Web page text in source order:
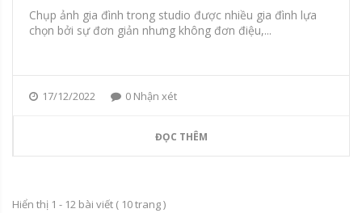
Chụp ảnh gia đình trong studio được nhiều gia đình lựa
chọn bởi sự đơn giản nhưng không đơn điệu,...
17/12/2022 0 Nhận xét
ĐỌC THÊM
Hiển thị 1 - 12 bài viết ( 10trang )